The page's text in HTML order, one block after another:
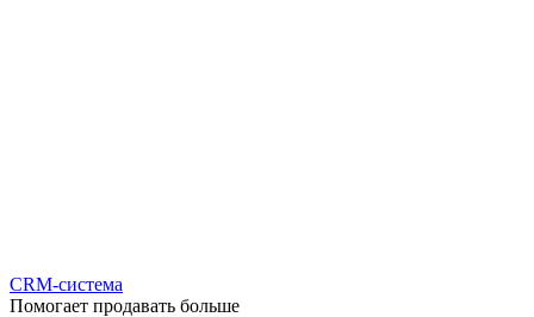
CRM-система
Помогает продавать больше